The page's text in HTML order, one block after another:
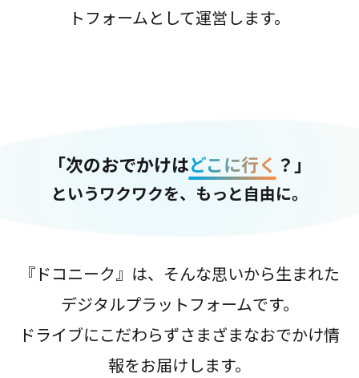
トフォームとして運営します。
「次のおでかけはどこに行く ？」
というワクワクを、もっと自由に。
『ドコニーク』は、そんな思いから生まれた
デジタルプラットフォームです。
ドライブにこだわらずさまざまなおでかけ情
報をお届けします。